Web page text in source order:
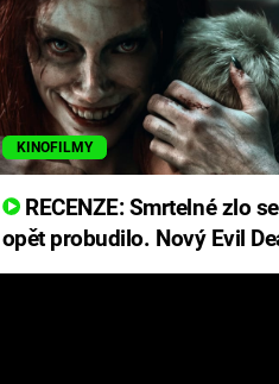
KINOFILMY
RECENZE: Smrtelné zlo se
opět probudilo. Nový Evil
přichází s neodolatelnou